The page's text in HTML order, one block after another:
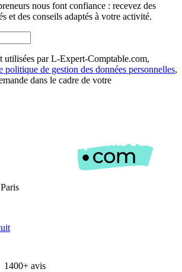
nous font confiance : recevez des
et des conseils adaptés à votre activité.
utilisées par L-Expert-Comptable.com,
politique de gestion des données personnelles,
dans le cadre de votre
1400+ avis